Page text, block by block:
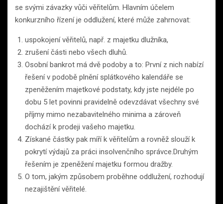
se svými závazky vůči věřitelům. Hlavním účelem
konkurzního řízení je oddlužení, které může zahrnovat:
uspokojení věřitelů, např. z majetku dlužníka,
zrušení části nebo všech dluhů.
Osobní bankrot má dvě podoby a to: První z nich nabízí
řešení v podobě plnění splátkového kalendáře se
zpeněžením majetkové podstaty, kdy jste nejdéle po
dobu 5 let povinni pravidelně odevzdávat všechny své
příjmy mimo nezabavitelného minima a zároveň
dochází k prodeji vašeho majetku.
Získané částky pak míří k věřitelům a rovněž slouží k
pokrytí výdajů za práci insolvenčního správce.Druhým
řešením je zpeněžení majetku formou dražby.
O tom, jakým způsobem proběhne oddlužení, rozhodují
nezajištění věřitelé.